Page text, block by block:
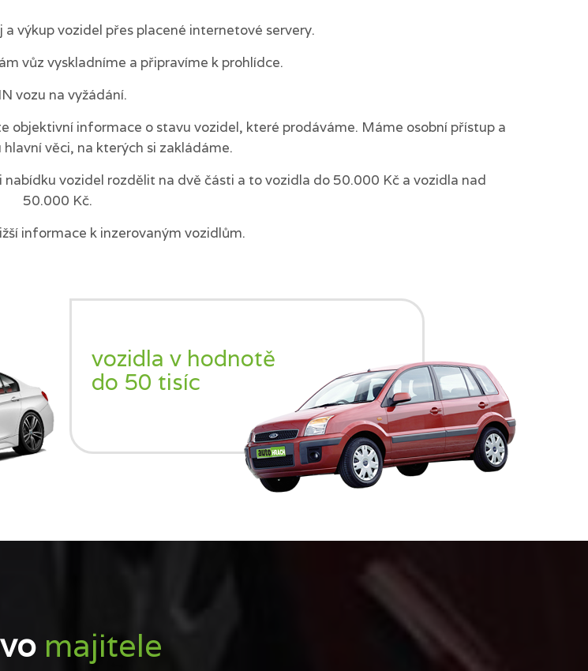
výkup vozidel přes placené internetové servery.
vůz vyskladníme a připravíme k prohlídce.
vozu na vyžádání.
objektivní informace o stavu vozidel, které prodáváme. Máme osobní přístup a
věci, na kterých si zakládáme.
vozidel rozdělit na dvě části a to vozidla do 50.000 Kč a vozidla nad
50.000 Kč.
informace k inzerovaným vozidlům.
vozidla v hodnotě
do 50 tisíc
majitele